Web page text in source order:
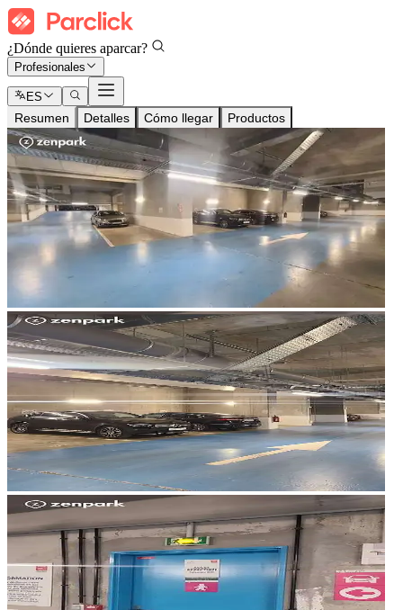
¿Dónde quieres aparcar?
Profesionales
ES
Resumen Detalles Cómo llegar Productos